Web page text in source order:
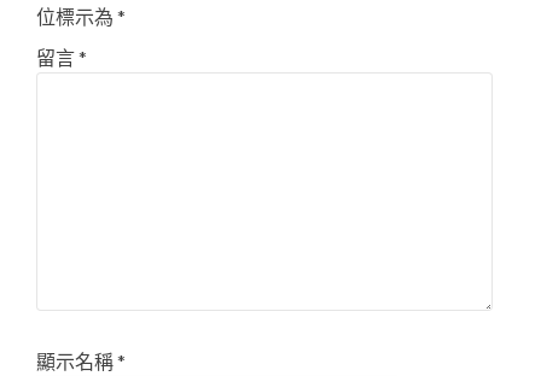
位標示為 *
留言*
顯示名稱*